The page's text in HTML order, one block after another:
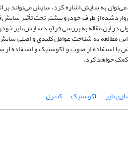
به سایش اشاره کرد، سایش می‌تواند بر
از طرف خودرو بیشتر تحت تأثیر سایش
در این مقاله به بررسی فرآیند سایش
مطالعه به شناخت عوامل کلیدی و اصلی
با استفاده از صوت و آکوستیک و استفاده
خواهد کرد.
تایر آکوستیک کنترل